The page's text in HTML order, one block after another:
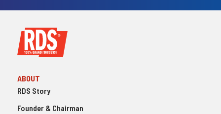
ABOUT
RDS Story
Founder & Chairman